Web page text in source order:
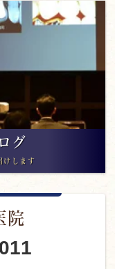
グ
けします
院